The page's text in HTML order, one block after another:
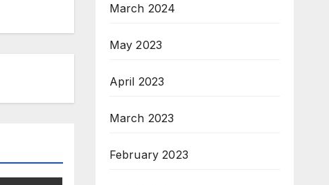
March 2024
May 2023
April 2023
March 2023
February 2023